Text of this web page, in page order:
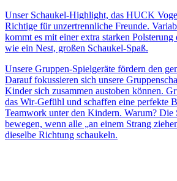
Unser Schaukel-Highlight, das HUCK
Richtige für unzertrennliche Freunde.
kommt es mit einer extra starken Polsterung
wie ein Nest, großen Schaukel-Spaß.
Unsere Gruppen-Spielgeräte fördern den
Darauf fokussieren sich unsere
Kinder sich zusammen austoben können.
das Wir-Gefühl und schaffen eine perfekte
Teamwork unter den Kindern. Warum? Die
bewegen, wenn alle „an einem Strang
dieselbe Richtung schaukeln.